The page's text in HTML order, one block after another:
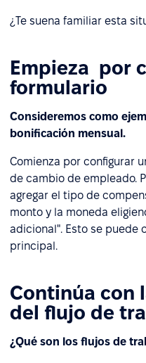
¿Te suena familiar esta
Empieza por
formulario
Consideremos como
bonificación mensual.
Comienza por configurar
de cambio de empleado.
agregar el tipo de
monto y la moneda
adicional". Esto se puede
principal.
Continúa con
del flujo de
¿Qué son los flujos de